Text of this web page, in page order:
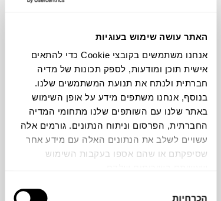
האתר עושה שימוש בעוגיות
אנחנו משתמשים בקובצי Cookie כדי להתאים
אישית תוכן ומודעות, לספק תכונות של מדיה
חברתית ולנתח את תנועת המשתמשים שלנו.
בנוסף, אנחנו משתפים מידע על אופן השימוש
באתר שלנו עם השותפים שלנו מתחומי המדיה
החברתית, הפרסום וניתוח הנתונים. גורמים אלה
עשויים לשלב את הנתונים האלה עם מידע אחר
שסיפקתם או שהם אספו בעקבות השימוש
הכרחיות
צבעים
FERM LIVING
, עשויים אלומיניום מוברש